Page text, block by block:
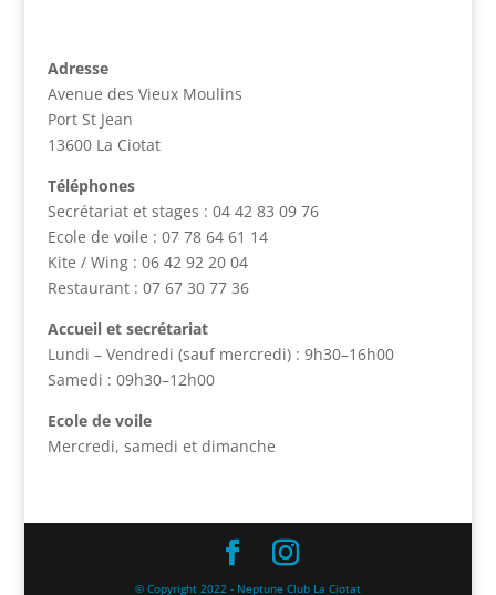
Adresse
Avenue des Vieux Moulins
Port St Jean
13600 La Ciotat
Téléphones
Secrétariat et stages : 04 42 83 09 76
Ecole de voile : 07 78 64 61 14
Kite / Wing : 06 42 92 20 04
Restaurant : 07 67 30 77 36
Accueil et secrétariat
Lundi – Vendredi (sauf mercredi) : 9h30–16h00
Samedi : 09h30–12h00
Ecole de voile
Mercredi, samedi et dimanche
© Copyright 2022 - Neptune Club La Ciotat